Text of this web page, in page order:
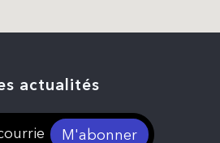
actualités
M'abonner